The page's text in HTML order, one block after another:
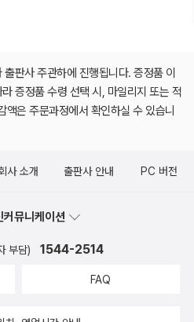
판사 주관하에 진행됩니다. 증정품 이
증정품 수령 선택 시, 마일리지 또는 적
은 주문과정에서 확인하실 수 있습니
사 소개 출판사 안내 PC 버전
뮤니케이션
부담) 1544-2514
FAQ